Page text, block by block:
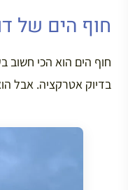
חוף הים של
חוף הים הוא הכי חשוב
בדיוק אטרקציה. אבל